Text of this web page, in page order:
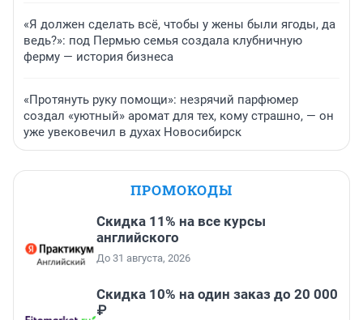
«Я должен сделать всё, чтобы у жены были ягоды, да
ведь?»: под Пермью семья создала клубничную
ферму — история бизнеса
«Протянуть руку помощи»: незрячий парфюмер
создал «уютный» аромат для тех, кому страшно, — он
уже увековечил в духах Новосибирск
ПРОМОКОДЫ
Скидка 11% на все курсы
английского
До 31 августа, 2026
Скидка 10% на один заказ до 20 000
₽